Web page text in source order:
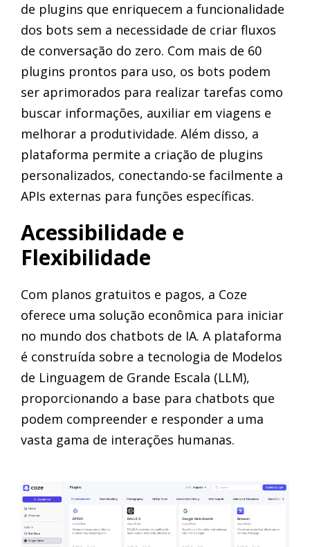
de plugins que enriquecem a funcionalidade
dos bots sem a necessidade de criar fluxos
de conversação do zero. Com mais de 60
plugins prontos para uso, os bots podem
ser aprimorados para realizar tarefas como
buscar informações, auxiliar em viagens e
melhorar a produtividade. Além disso, a
plataforma permite a criação de plugins
personalizados, conectando-se facilmente a
APIs externas para funções específicas.
Acessibilidade e
Flexibilidade
Com planos gratuitos e pagos, a Coze
oferece uma solução econômica para iniciar
no mundo dos chatbots de IA. A plataforma
é construída sobre a tecnologia de Modelos
de Linguagem de Grande Escala (LLM),
proporcionando a base para chatbots que
podem compreender e responder a uma
vasta gama de interações humanas.